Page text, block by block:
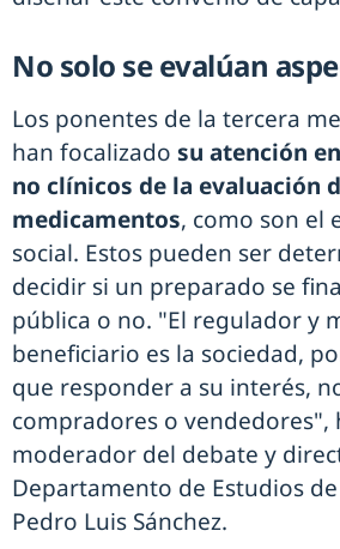
No solo se evalúan
Los ponentes de la tercera
han focalizado su atención
no clínicos de la evaluación
medicamentos, como son el
social. Estos pueden ser
decidir si un preparado se
pública o no. "El regulador y
beneficiario es la sociedad,
que responder a su interés,
compradores o vendedores",
moderador del debate y
Departamento de Estudios
Pedro Luis Sánchez.